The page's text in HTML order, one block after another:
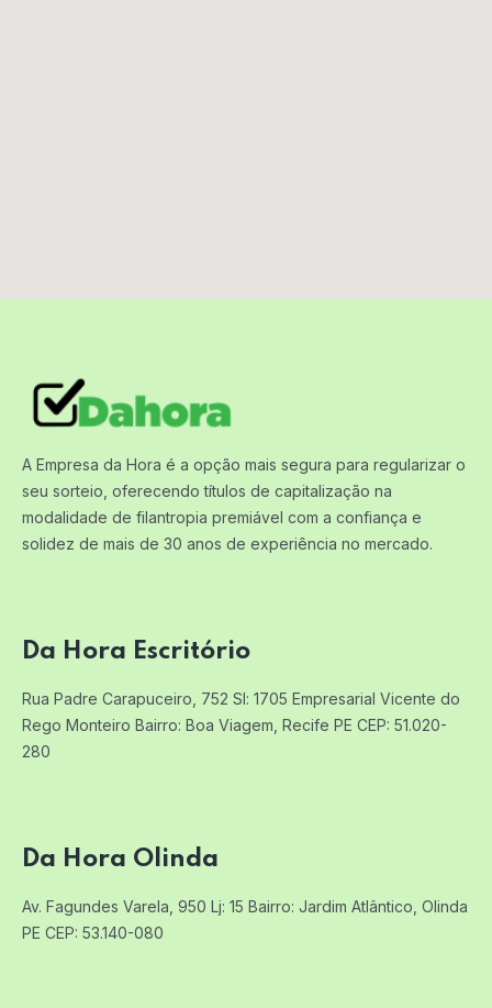
A Empresa da Hora é a opção mais segura para regularizar o
seu sorteio, oferecendo títulos de capitalização na
modalidade de filantropia premiável com a confiança e
solidez de mais de 30 anos de experiência no mercado.
Da Hora Escritório
Rua Padre Carapuceiro, 752 Sl: 1705 Empresarial Vicente do
Rego Monteiro Bairro: Boa Viagem, Recife PE CEP: 51.020-
280
Da Hora Olinda
Av. Fagundes Varela, 950 Lj: 15 Bairro: Jardim Atlântico, Olinda
PE CEP: 53.140-080